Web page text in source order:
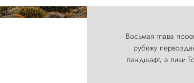
Восьмая глава
рубежу
ландшафт, а пики